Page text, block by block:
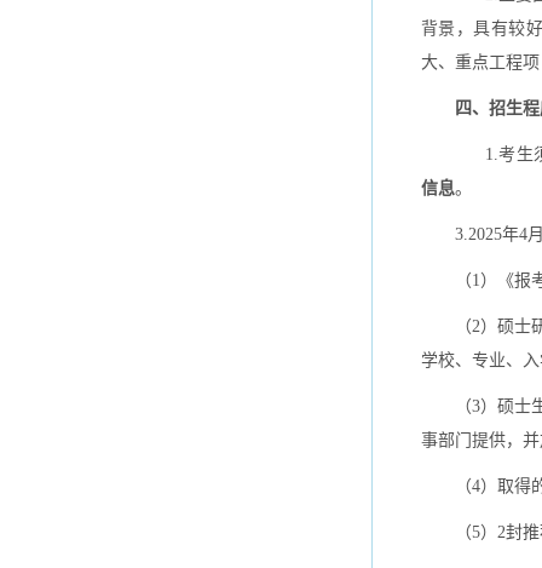
背景，具有较
大、重点工程
四、招生
1.考生须
信息。
3.2025年4
（1）《
（2）硕
学校、专业、
（3）硕
事部门提供，
（4）取
（5）2封